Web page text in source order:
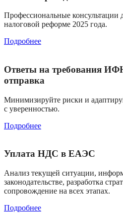
Профессиональные консультации
налоговой реформе 2025 года.
Подробнее
Ответы на требования
отправка
Минимизируйте риски и
с уверенностью.
Подробнее
Уплата НДС в ЕАЭС
Анализ текущей ситуации,
законодательстве, разработка
сопровождение на всех этапах.
Подробнее